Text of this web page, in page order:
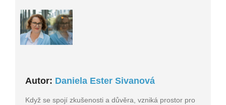
Autor: Daniela Ester Sivanová
Když se spojí zkušenosti a důvěra, vzniká prostor pro